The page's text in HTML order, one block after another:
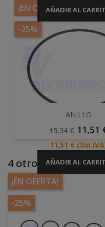
AÑADIR AL
¡EN OFERTA!
-25%
ANILLO
Precio
15,34 € Precio
11,51
Precio
11,51 € (Sin
AÑADIR AL
4 otros productos
¡EN OFERTA!
-25%